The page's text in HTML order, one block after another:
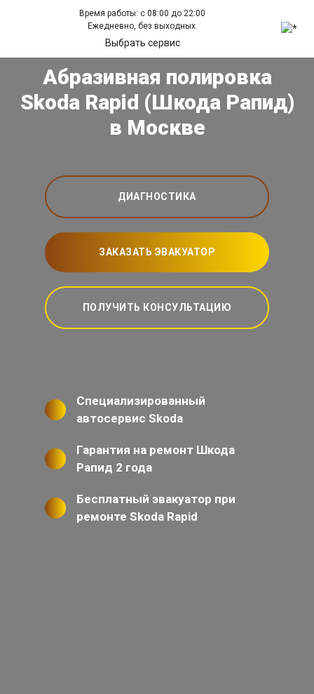
Время работы: с 08:00 до 22:00
Ежедневно, без выходных.
Выбрать сервис
Абразивная полировка
Skoda Rapid (Шкода Рапид)
в Москве
ДИАГНОСТИКА
ЗАКАЗАТЬ ЭВАКУАТОР
ПОЛУЧИТЬ КОНСУЛЬТАЦИЮ
Специализированный
автосервис Skoda
Гарантия на ремонт Шкода
Рапид 2 года
Бесплатный эвакуатор при
ремонте Skoda Rapid